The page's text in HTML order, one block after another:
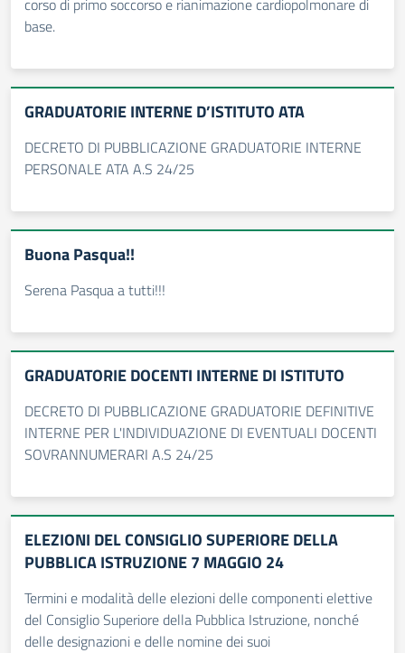
corso di primo soccorso e rianimazione cardiopolmonare di
base.
GRADUATORIE INTERNE D’ISTITUTO ATA
DECRETO DI PUBBLICAZIONE GRADUATORIE INTERNE
PERSONALE ATA A.S 24/25
Buona Pasqua!!
Serena Pasqua a tutti!!!
GRADUATORIE DOCENTI INTERNE DI ISTITUTO
DECRETO DI PUBBLICAZIONE GRADUATORIE DEFINITIVE
INTERNE PER L'INDIVIDUAZIONE DI EVENTUALI DOCENTI
SOVRANNUMERARI A.S 24/25
ELEZIONI DEL CONSIGLIO SUPERIORE DELLA
PUBBLICA ISTRUZIONE 7 MAGGIO 24
Termini e modalità delle elezioni delle componenti elettive
del Consiglio Superiore della Pubblica Istruzione, nonché
delle designazioni e delle nomine dei suoi